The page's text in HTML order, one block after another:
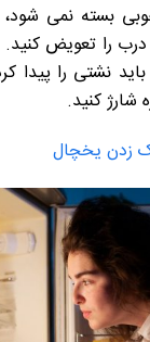
بسته نمی شود،
درب را تعویض
نشتی را پیدا
شارژ کنید.
زدن یخچال